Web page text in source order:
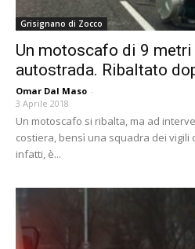
Grisignano di Zocco
Un motoscafo di 9
autostrada. Ribaltato
Omar Dal Maso -
3 Aprile 2018
Un motoscafo si ribalta, ma ad
costiera, bensì una squadra dei vigili
infatti, è...